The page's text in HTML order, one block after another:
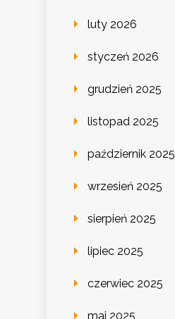
luty 2026
styczeń 2026
grudzień 2025
listopad 2025
październik 2025
wrzesień 2025
sierpień 2025
lipiec 2025
czerwiec 2025
maj 2025